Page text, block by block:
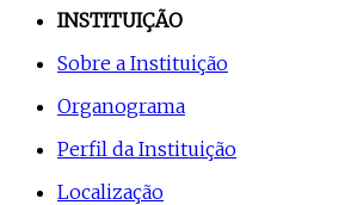
INSTITUIÇÃO
Sobre a Instituição
Organograma
Perfil da Instituição
Localização